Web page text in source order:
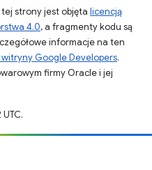
strony jest objęta licencją
4.0, a fragmenty kodu są
informacje na ten
Google Developers.
firmy Oracle i jej